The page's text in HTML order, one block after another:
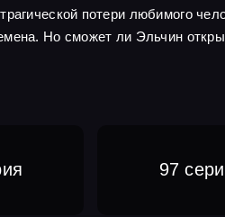
потери любимого
Но сможет ли Эльчин
97